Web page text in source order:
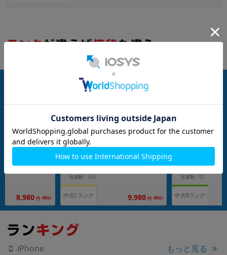
】au iPhone8 A1
スペースグレ
8,980 円 (税込)
nanoSIM
【SIMロック解除済】au iPhone8 A1
906 (MX1E2J/A) 128GB シルバー
メーカー：Apple
在庫数：129
中古Cランク 9,980 円 (税込)
【SIMロック解除
発売日：2017/09
在庫数：57
中古Bランク
iPhone もっと見る